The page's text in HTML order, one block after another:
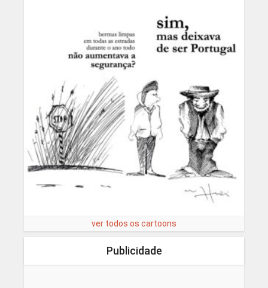
ver todos os cartoons
Publicidade